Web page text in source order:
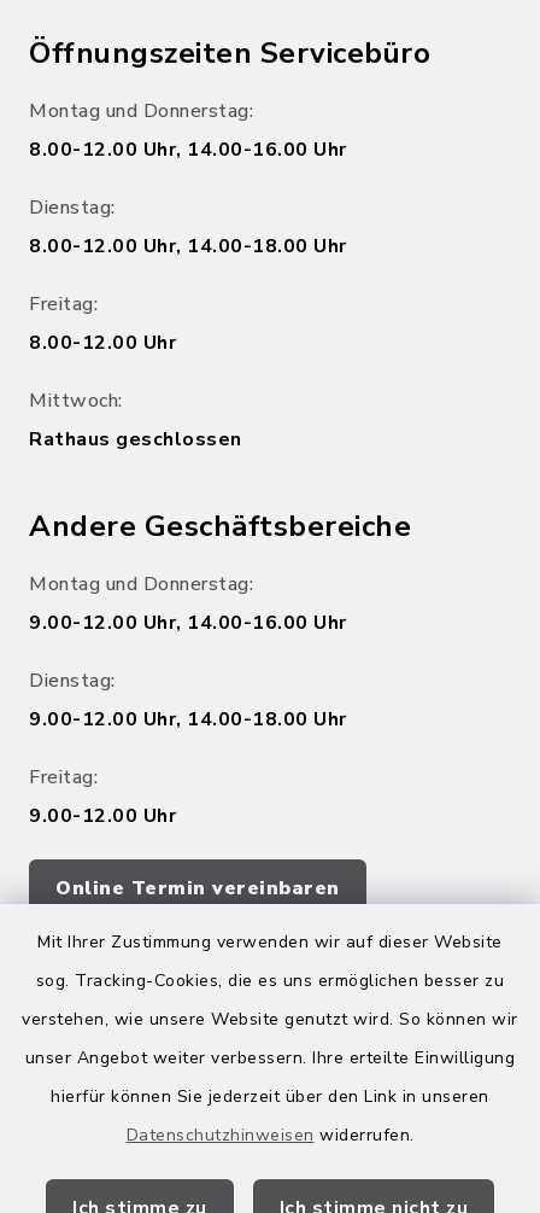
Mit Ihrer Zustimmung verwenden wir auf dieser Website
sog. Tracking-Cookies, die es uns ermöglichen besser zu
verstehen, wie unsere Website genutzt wird. So können wir
unser Angebot weiter verbessern. Ihre erteilte Einwilligung
hierfür können Sie jederzeit über den Link in unseren
Datenschutzhinweisen widerrufen.
Öffnungszeiten Servicebüro
Montag und Donnerstag:
8.00-12.00 Uhr, 14.00-16.00 Uhr
Dienstag:
8.00-12.00 Uhr, 14.00-18.00 Uhr
Freitag:
8.00-12.00 Uhr
Mittwoch:
Rathaus geschlossen
Andere Geschäftsbereiche
Montag und Donnerstag:
9.00-12.00 Uhr, 14.00-16.00 Uhr
Dienstag:
9.00-12.00 Uhr, 14.00-18.00 Uhr
Freitag:
9.00-12.00 Uhr
Online Termin vereinbaren
Quicklinks
Kreis Bergstraße
Wirtschaftsregion Bergstraße